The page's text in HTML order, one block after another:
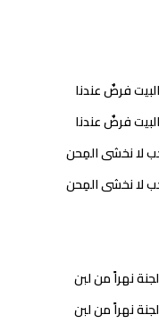
فرضٌ عندنا
فرضٌ عندنا
لا نخشى المِحن
لا نخشى المِحن
نهراً من لبن
نهراً من لبن